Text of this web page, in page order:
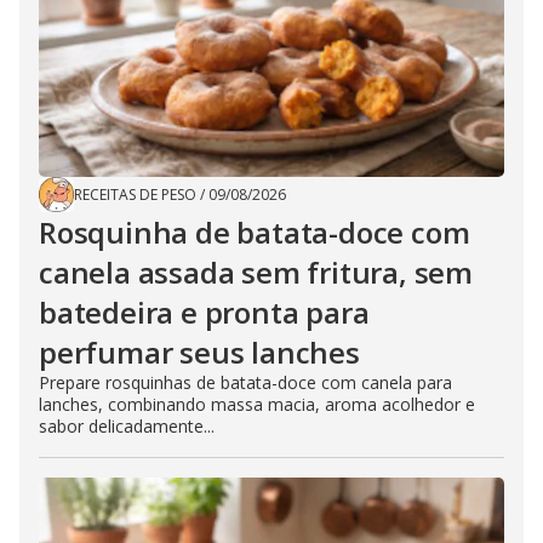
RECEITAS DE PESO / 09/08/2026
Rosquinha de batata-doce com
canela assada sem fritura, sem
batedeira e pronta para
perfumar seus lanches
Prepare rosquinhas de batata-doce com canela para
lanches, combinando massa macia, aroma acolhedor e
sabor delicadamente...